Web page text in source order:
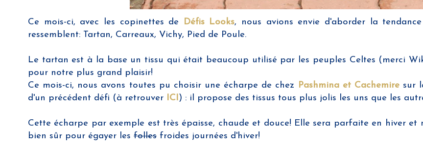
Ce mois-ci, avec les copinettes de Défis Looks, nous avions envie d'aborder la
ressemblent: Tartan, Carreaux, Vichy, Pied de Poule.
Le tartan est à la base un tissu qui était beaucoup utilisé par les peuples Celtes (merci
pour notre plus grand plaisir!
Ce mois-ci, nous avons toutes pu choisir une écharpe de chez
Pashmina et Cachemiresur
d'un précédent défi (à retrouver
ICI ) : il propose des tissus tous plus jolis les uns que les
Cette écharpe par exemple est très épaisse, chaude et douce! Elle sera parfaite en hiver
bien sûr pour égayer les folles froides journées d'hiver!